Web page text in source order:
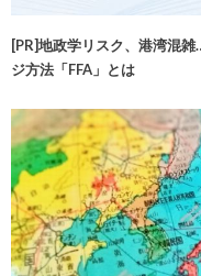
[PR]地政学リスク、港湾混
ジ方法「FFA」とは